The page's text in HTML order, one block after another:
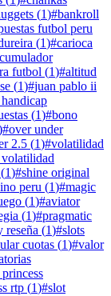
(1)#bankroll
futbol peru
(1)#carioca
futbol (1)#altitud
(1)#juan pablo ii
handicap
(1)#bono
#over under
2.5 (1)#volatilidad
volatilidad
(1)#shine original
peru (1)#magic
(1)#aviator
(1)#pragmatic
reseña (1)#slots
cuotas (1)#valor
rtp (1)#slot